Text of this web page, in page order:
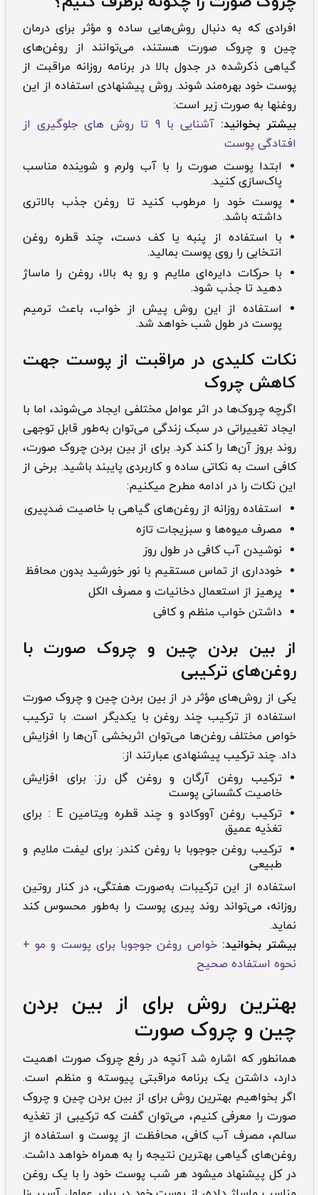
افرادی که به دنبال روش‌هایی ساده و مؤثر برای درمان
چین و چروک صورت هستند، می‌توانند از روغن‌های
گیاهی ذکرشده در جدول بالا در برنامه روزانه مراقبت از
پوست خود بهره‌مند شوند. روش پیشنهادی استفاده از این
روغن­ها به صورت زیر است:
بیشتر بخوانید:
آشنایی با 9 تا روش های جلوگیری از
افتادگی پوست
ابتدا پوست صورت را با آب ولرم و شوینده مناسب
پاک‌سازی کنید.
پوست خود را مرطوب کنید تا روغن جذب بالاتری
داشته باشد.
با استفاده از پنبه یا کف دست، چند قطره روغن
انتخابی را روی پوست بمالید.
با حرکات دایره‌ای ملایم و رو به بالا، روغن را ماساژ
دهید تا جذب شود.
استفاده از این روش پیش از خواب، باعث ترمیم
پوست در طول شب خواهد شد.
نکات کلیدی در مراقبت از پوست جهت
کاهش چروک
اگرچه چروک‌ها در اثر عوامل مختلفی ایجاد می‌شوند، اما با
ایجاد تغییراتی در سبک زندگی می‌توان به‌طور قابل توجهی
روند بروز آن‌ها را کند کرد. برای از بین بردن چروک صورت،
کافی است به نکاتی ساده و کاربردی پایبند باشید. برخی از
این نکات را در ادامه مطرح می­کنیم:
استفاده روزانه از روغن‌های گیاهی با خاصیت ضدپیری
مصرف میوه‌ها و سبزیجات تازه
نوشیدن آب کافی در طول روز
خودداری از تماس مستقیم با نور خورشید بدون محافظ
پرهیز از استعمال دخانیات و مصرف الکل
داشتن خواب منظم و کافی
از بین بردن چین و چروک صورت با
روغن‌های ترکیبی
یکی از روش‌های مؤثر در از بین بردن چین و چروک صورت
استفاده از ترکیب چند روغن با یکدیگر است. با ترکیب
خواص مختلف روغن‌ها می‌توان اثربخشی آن‌ها را افزایش
داد. چند ترکیب پیشنهادی عبارتند از:
ترکیب روغن آرگان و روغن گل رز: برای افزایش
خاصیت کشسانی پوست
ترکیب روغن آووکادو و چند قطره ویتامین E : برای
تغذیه عمیق
ترکیب روغن جوجوبا با روغن کندر: برای لیفت ملایم و
طبیعی
استفاده از این ترکیبات به‌صورت هفتگی، در کنار روتین
روزانه، می‌تواند روند پیری پوست را به‌طور محسوس کند
نماید.
بیشتر بخوانید:خواص روغن جوجوبا برای پوست و مو +
نحوه استفاده صحیح
بهترین روش برای از بین بردن
چین و چروک صورت
همان­طور که اشاره شد آنچه در رفع چروک صورت اهمیت
دارد، داشتن یک برنامه مراقبتی پیوسته و منظم است.
اگر بخواهیم بهترین روش برای از بین بردن چین و چروک
صورت را معرفی کنیم، می‌توان گفت که ترکیبی از تغذیه
سالم، مصرف آب کافی، محافظت از پوست و استفاده از
روغن‌های گیاهی بهترین نتیجه را به همراه خواهد داشت.
در کل پیشنهاد می­شود هر شب پوست خود را با یک روغن